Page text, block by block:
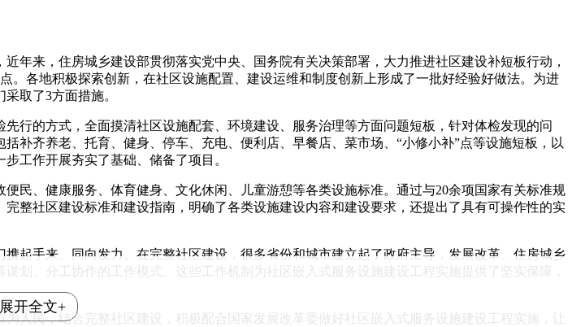
年来，住房城乡建设部贯彻落实党中央、国务院有关决策部署，大力推进社区建设补短板行动，
各地积极探索创新，在社区设施配置、建设运维和制度创新上形成了一批好经验好做法。为进
取了3方面措施。
行的方式，全面摸清社区设施配套、环境建设、服务治理等方面问题短板，针对体检发现的问
补齐养老、托育、健身、停车、充电、便利店、早餐店、菜市场、“小修小补”点等设施短板，以
工作开展夯实了基础、储备了项目。
民、健康服务、体育健身、文化休闲、儿童游憩等各类设施标准。通过与20余项国家有关标准规
整社区建设标准和建设指南，明确了各类设施建设内容和建设要求，还提出了具有可操作性的实
起手来、同向发力。在完整社区建设，很多省份和城市建立起了政府主导，发展改革、住房城乡
划、分工协作的工作模式。这些工作机制为社区嵌入式服务设施建设工程实施提供了坚实保障，
人民，结合完整社区建设，积极配合国家发展改革委做好社区嵌入式服务设施建设工程实施，让
展开全文+